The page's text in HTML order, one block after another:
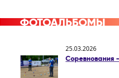
ФОТОАЛЬБОМЫ
25.03.2026
Соревнования